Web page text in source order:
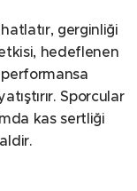
gerginliği
etkisi, hedeflenen
performansa
Sporcular
kas sertliği